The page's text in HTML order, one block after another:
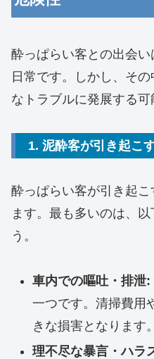
酔っぱらい客との出会
日常です。しかし、そ
なトラブルに発展する可
1. 泥酔客が引き起こ
酔っぱらい客が引き起
ます。最も多いのは、
う。
車内での嘔吐・排泄:
一つです。清掃費用
きな損害となります。
理不尽な暴言・ハラ